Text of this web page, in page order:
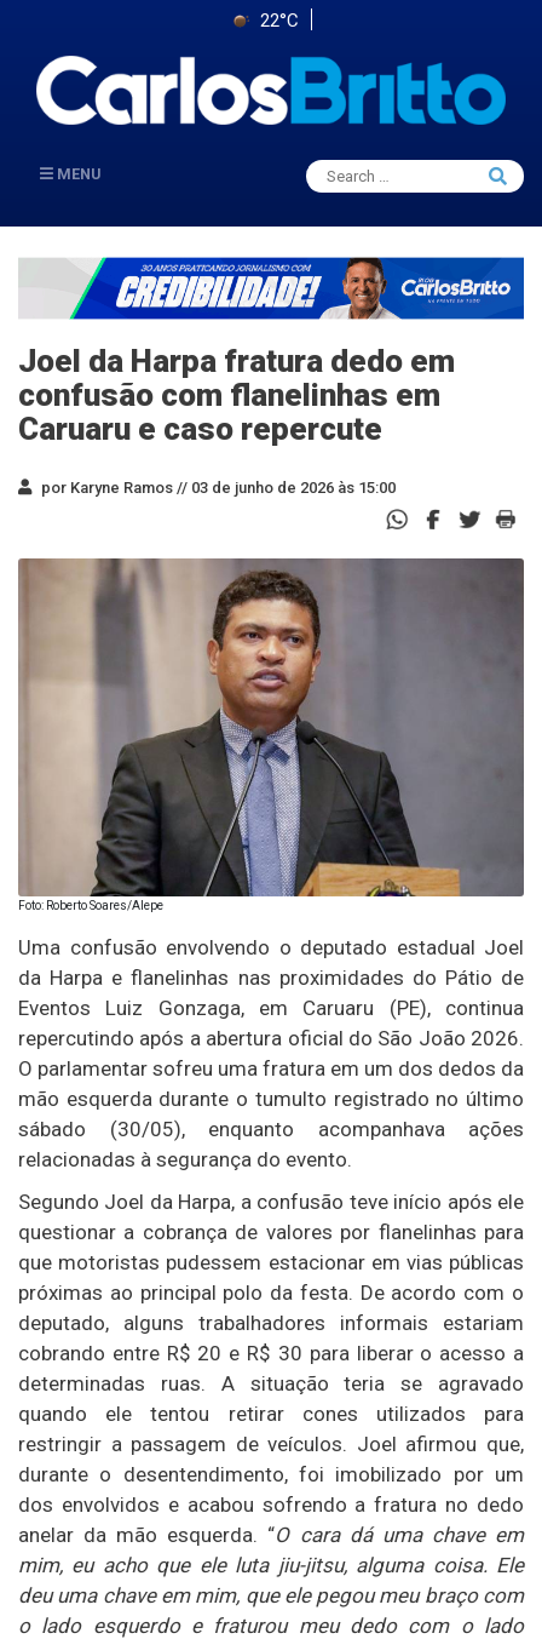
22°C
MENU
Search
for:
Search
Joel da Harpa fratura dedo em
confusão com flanelinhas em
Caruaru e caso repercute
por Karyne Ramos // 03 de junho de 2026 às 15:00
Foto: Roberto Soares/Alepe
Uma confusão envolvendo o deputado estadual Joel
da Harpa e flanelinhas nas proximidades do Pátio de
Eventos Luiz Gonzaga, em Caruaru (PE), continua
repercutindo após a abertura oficial do São João 2026.
O parlamentar sofreu uma fratura em um dos dedos da
mão esquerda durante o tumulto registrado no último
sábado (30/05), enquanto acompanhava ações
relacionadas à segurança do evento.
Segundo Joel da Harpa, a confusão teve início após ele
questionar a cobrança de valores por flanelinhas para
que motoristas pudessem estacionar em vias públicas
próximas ao principal polo da festa. De acordo com o
deputado, alguns trabalhadores informais estariam
cobrando entre R$ 20 e R$ 30 para liberar o acesso a
determinadas ruas. A situação teria se agravado
quando ele tentou retirar cones utilizados para
restringir a passagem de veículos. Joel afirmou que,
durante o desentendimento, foi imobilizado por um
dos envolvidos e acabou sofrendo a fratura no dedo
anelar da mão esquerda. “O cara dá uma chave em
mim, eu acho que ele luta jiu-jitsu, alguma coisa. Ele
deu uma chave em mim, que ele pegou meu braço com
o lado esquerdo e fraturou meu dedo com o lado